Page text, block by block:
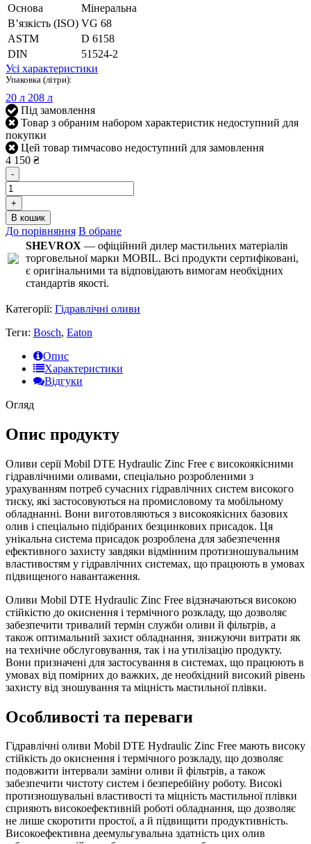
Основа
Мінеральна
В’язкість (ISO) VG 68
ASTM
D 6158
DIN
51524-2
Усі характеристики
Упаковка (літри):
20 л 208 л
Під замовлення
Товар з обраним набором характеристик недоступний для
покупки
Цей товар тимчасово недоступний для замовлення
4 150 ₴
-
+
В кошик
До порівняння В обране
SHEVROX — офіційний дилер мастильних матеріалів
торговельної марки MOBIL. Всі продукти сертифіковані,
є оригінальними та відповідають вимогам необхідних
стандартів якості.
Категорії: Гідравлічні оливи
Теги: Bosch, Eaton
Опис
Характеристики
Відгуки
Огляд
Опис продукту
Оливи серії Mobil DTE Hydraulic Zinc Free є високоякісними
гідравлічними оливами, спеціально розробленими з
урахуванням потреб сучасних гідравлічних систем високого
тиску, які застосовуються на промисловому та мобільному
обладнанні. Вони виготовляються з високоякісних базових
олив і спеціально підібраних безцинкових присадок. Ця
унікальна система присадок розроблена для забезпечення
ефективного захисту завдяки відмінним протизношувальним
властивостям у гідравлічних системах, що працюють в умовах
підвищеного навантаження.
Оливи Mobil DTE Hydraulic Zinc Free відзначаються високою
стійкістю до окиснення і термічного розкладу, що дозволяє
забезпечити тривалий термін служби оливи й фільтрів, а
також оптимальний захист обладнання, знижуючи витрати як
на технічне обслуговування, так і на утилізацію продукту.
Вони призначені для застосування в системах, що працюють в
умовах від помірних до важких, де необхідний високий рівень
захисту від зношування та міцність мастильної плівки.
Особливості та переваги
Гідравлічні оливи Mobil DTE Hydraulic Zinc Free мають високу
стійкість до окиснення і термічного розкладу, що дозволяє
подовжити інтервали заміни оливи й фільтрів, а також
забезпечити чистоту систем і безперебійну роботу. Високі
протизношувальні властивості та міцність мастильної плівки
сприяють високоефективній роботі обладнання, що дозволяє
не лише скоротити простої, а й підвищити продуктивність.
Високоефективна деемульгувальна здатність цих олив